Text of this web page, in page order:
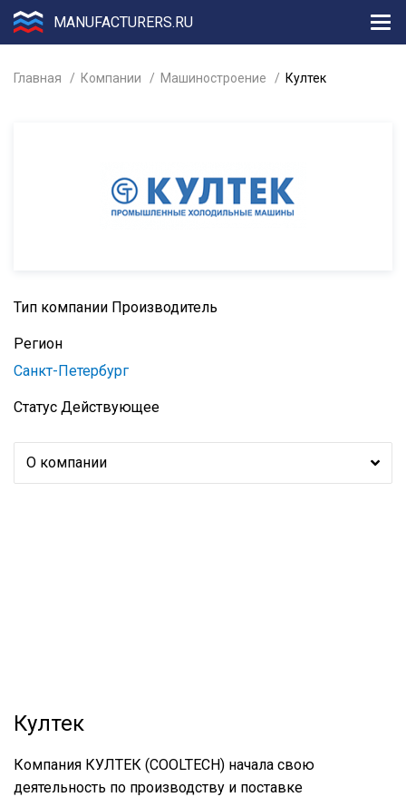
MANUFACTURERS.RU
Главная Компании Машиностроение Култек
Тип компании Производитель
Регион
Санкт-Петербург
Статус Действующее
О компании
Култек
Компания КУЛТЕК (COOLTECH) начала свою
деятельность по производству и поставке